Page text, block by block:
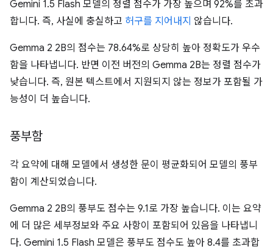
Gemini 1.5 Flash 모델의 정렬 점수가 가장 높으며 92%를 초과
합니다. 즉, 사실에 충실하고 허구를 지어내지 않습니다.
Gemma 2 2B의 점수는 78.64%로 상당히 높아 정확도가 우수
함을 나타냅니다. 반면 이전 버전의 Gemma 2B는 정렬 점수가
낮습니다. 즉, 원본 텍스트에서 지원되지 않는 정보가 포함될 가
능성이 더 높습니다.
풍부함
각 요약에 대해 모델에서 생성한 문이 평균화되어 모델의 풍부
함이 계산되었습니다.
Gemma 2 2B의 풍부도 점수는 9.1로 가장 높습니다. 이는 요약
에 더 많은 세부정보와 주요 사항이 포함되어 있음을 나타냅니
다. Gemini 1.5 Flash 모델은 풍부도 점수도 높아 8.4를 초과합